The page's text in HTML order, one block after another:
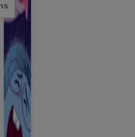
réservés. Ce site Web est
marques de tiers utilisées ici
propriétaires respectifs.
Lisez et respectez